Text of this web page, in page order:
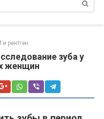
и рентген
зуба у
женщин